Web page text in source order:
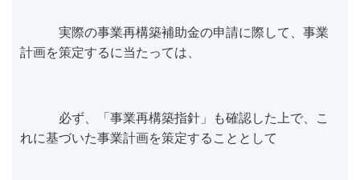
実際の事業再構築補助金の申請に際して、事業
計画を策定するに当たっては、
必ず、「事業再構築指針」も確認した上で、こ
れに基づいた事業計画を策定することとして